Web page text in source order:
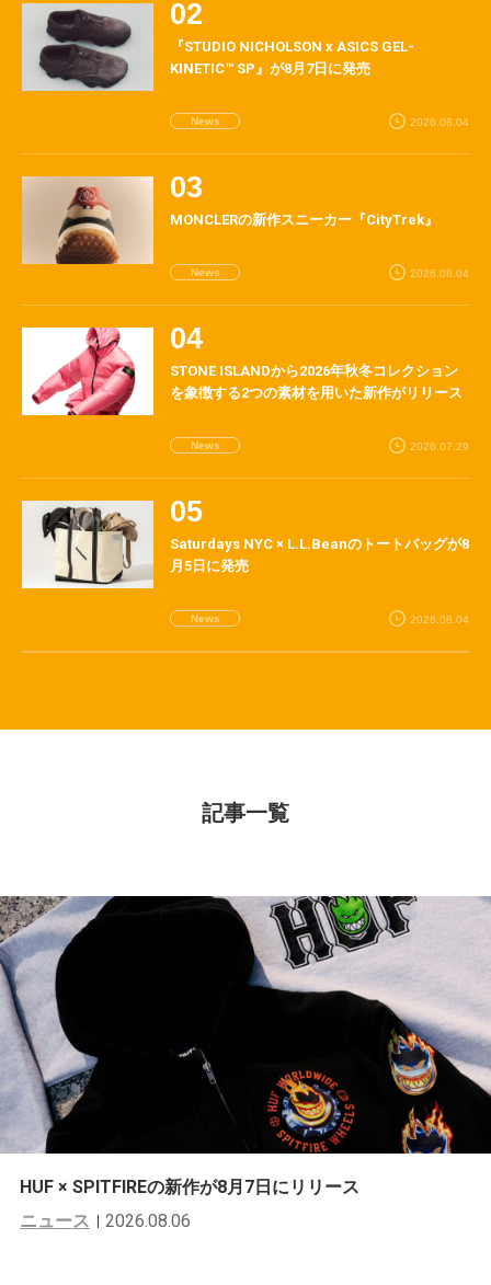
『STUDIO NICHOLSON x ASICS GEL-
KINETIC™ SP』が8月7日に発売
News 2026.08.04
MONCLERの新作スニーカー『CityTrek』
News 2026.08.04
STONE ISLANDから2026年秋冬コレクション
を象徴する2つの素材を用いた新作がリリース
News 2026.07.29
Saturdays NYC × L.L.Beanのトートバッグが8
月5日に発売
News 2026.08.04
記事一覧
HUF × SPITFIREの新作が8月7日にリリース
ニュース
2026.08.06